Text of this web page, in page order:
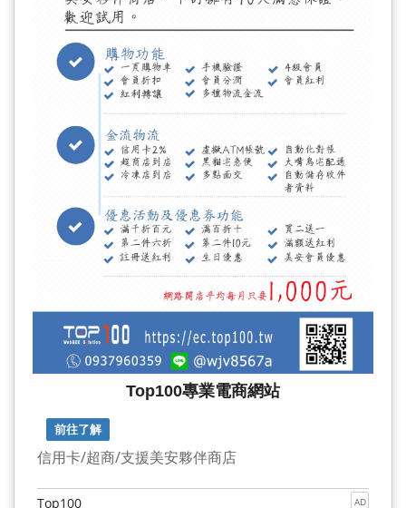
Top100專業電商網站
前往了解
信用卡/超商/支援美安夥伴商店
Top100 AD